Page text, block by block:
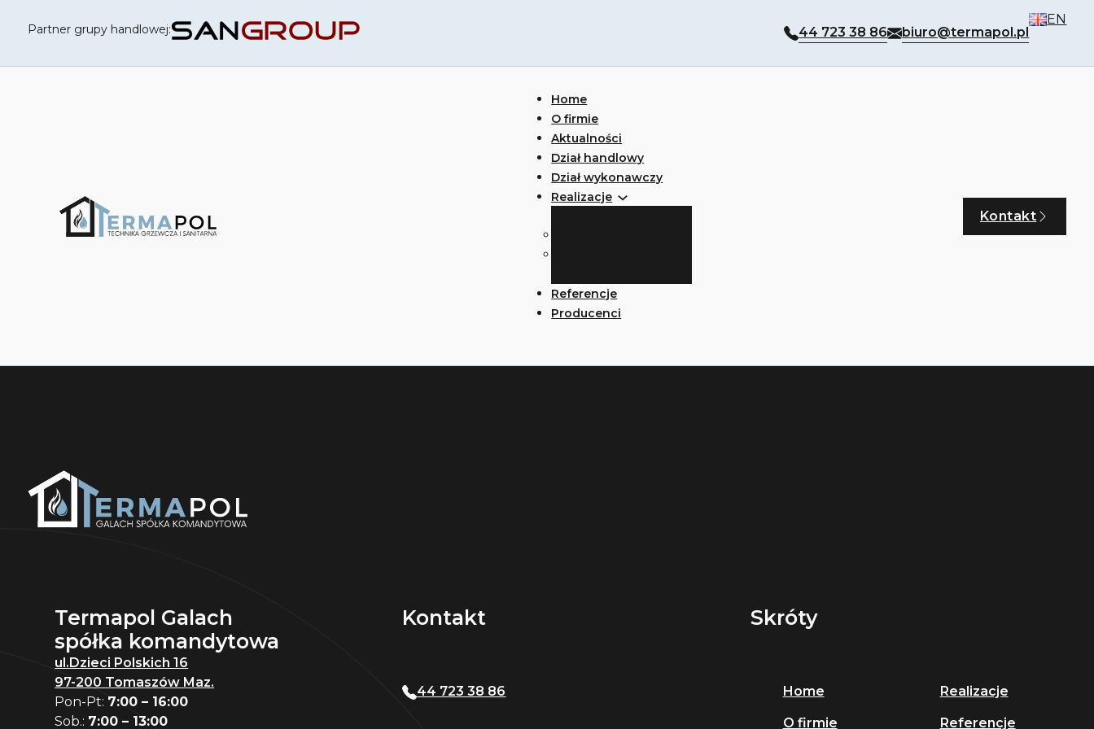
Partner grupy handlowej: 44 723 38 86 biuro@termapol.pl
EN
Home
O firmie
Aktualności
Dział handlowy
Dział wykonawczy
Realizacje
Referencje
Producenci
Kontakt
Termapol Galach
spółka komandytowa
ul.Dzieci Polskich 16
97-200 Tomaszów Maz.
Pon-Pt: 7:00 – 16:00
Sob.: 7:00 – 13:00
Kontakt
44 723 38 86
Skróty
Home
O firmie
Realizacje
Referencje